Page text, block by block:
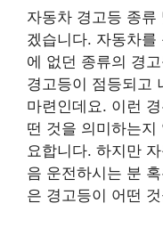
자동차 경고등 종류
겠습니다. 자동차를
에 없던 종류의 경
경고등이 점등되고
마련인데요. 이런
떤 것을 의미하는
요합니다. 하지만
음 운전하시는 분
은 경고등이 어떤